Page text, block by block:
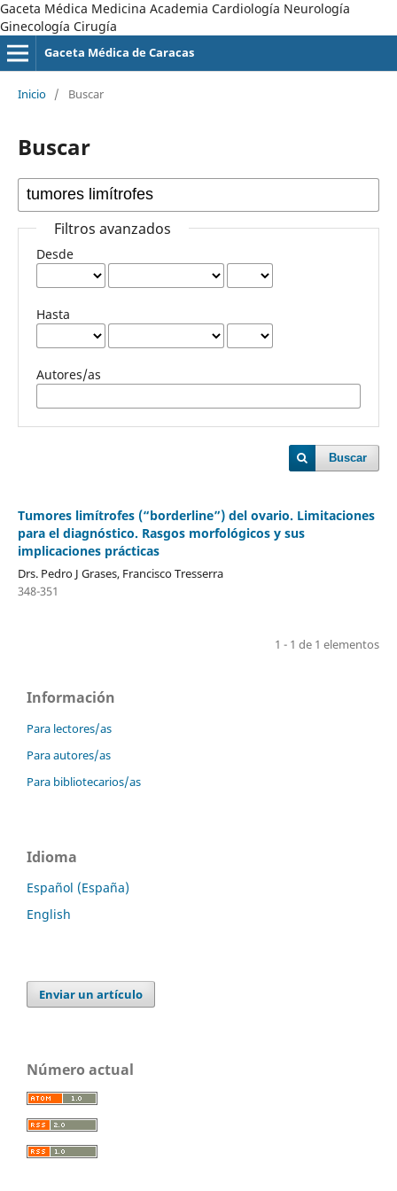
Gaceta Médica Medicina Academia Cardiología Neurología
Ginecología Cirugía
Gaceta Médica de Caracas
Inicio / Buscar
Buscar
Filtros avanzados
Desde
Hasta
Autores/as
Buscar
Tumores limítrofes (“borderline”) del ovario. Limitaciones
para el diagnóstico. Rasgos morfológicos y sus
implicaciones prácticas
Drs. Pedro J Grases, Francisco Tresserra
348-351
1 - 1 de 1 elementos
Información
Para lectores/as
Para autores/as
Para bibliotecarios/as
Idioma
Español (España)
English
Enviar un artículo
Número actual